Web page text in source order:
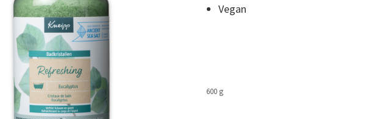
Vegan
600 g